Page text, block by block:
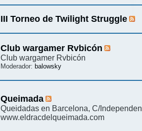
III Torneo de Twilight Struggle
Club wargamer Rvbicón
Club wargamer Rvbicón
Moderador:balowsky
Queimada
Queidadas en Barcelona, C/
www.eldracdelqueimada.com